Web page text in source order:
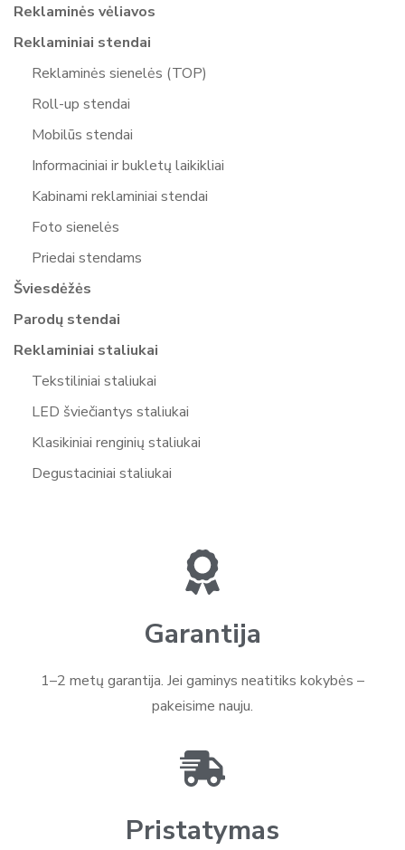
Reklaminės vėliavos
Reklaminiai stendai
Reklaminės sienelės (TOP)
Roll-up stendai
Mobilūs stendai
Informaciniai ir bukletų laikikliai
Kabinami reklaminiai stendai
Foto sienelės
Priedai stendams
Šviesdėžės
Parodų stendai
Reklaminiai staliukai
Tekstiliniai staliukai
LED šviečiantys staliukai
Klasikiniai renginių staliukai
Degustaciniai staliukai
Garantija
1–2 metų garantija. Jei gaminys neatitiks kokybės –
pakeisime nauju.
Pristatymas